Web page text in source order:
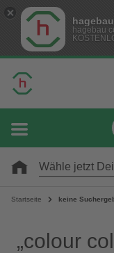
hagebau
Wähle jetzt
Startseite keine
„colour